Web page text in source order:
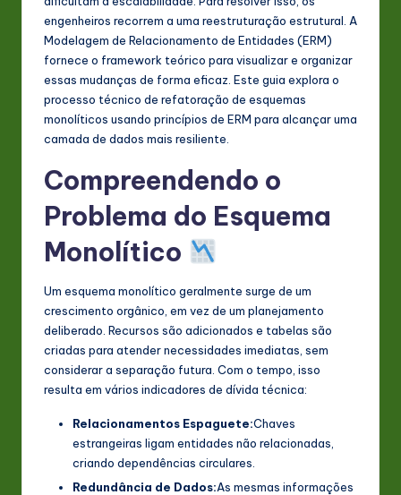
&
S
o
ft
w
In
o
engenheiros recorrem a uma reestruturação estrutural. A
Modelagem de Relacionamento de Entidades (ERM)
fornece o framework teórico para visualizar e organizar
essas mudanças de forma eficaz. Este guia explora o
processo técnico de refatoração de esquemas
monolíticos usando princípios de ERM para alcançar uma
camada de dados mais resiliente.
Compreendendo o
Problema do Esquema
Monolítico
Um esquema monolítico geralmente surge de um
crescimento orgânico, em vez de um planejamento
deliberado. Recursos são adicionados e tabelas são
criadas para atender necessidades imediatas, sem
considerar a separação futura. Com o tempo, isso
resulta em vários indicadores de dívida técnica:
Relacionamentos Espaguete:Chaves
estrangeiras ligam entidades não relacionadas,
criando dependências circulares.
Redundância de Dados:As mesmas informações